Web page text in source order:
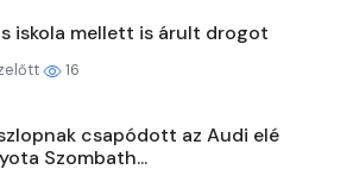
iskola mellett is árult drogot
16
csapódott az Audi elé
Szombath...